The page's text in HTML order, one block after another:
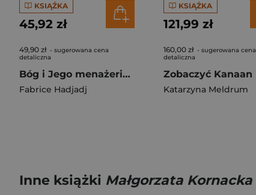
KSIĄŻKA
45,92 zł
49,90 zł - sugerowana cena
detaliczna
Bóg i Jego menażeria. Summa zooteologiczna
Fabrice Hadjadj
KSIĄŻKA
121,99 zł
160,00 zł - sugerowana cena
detaliczna
Katarzyna Meldrum
Inne książki Małgorzata Kornacka